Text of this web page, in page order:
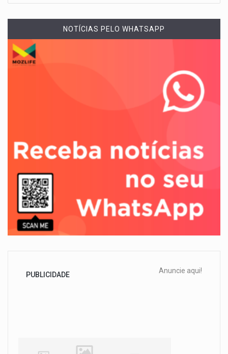
NOTÍCIAS PELO WHATSAPP
PUBLICIDADE Anuncie aqui!